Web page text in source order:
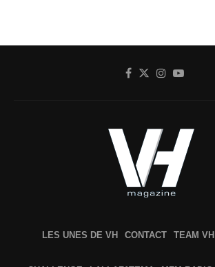
LES UNES DE VH CONTACT TEAM VH